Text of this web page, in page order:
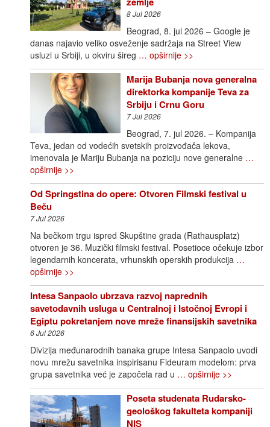
8 Jul 2026
Beograd, 8. jul 2026 – Google je
danas najavio veliko osveženje sadržaja na Street View
usluzi u Srbiji, u okviru šireg … opširnije >>
Marija Bubanja nova generalna
direktorka kompanije Teva za
Srbiju i Crnu Goru
7 Jul 2026
Beograd, 7. jul 2026. – Kompanija
Teva, jedan od vodećih svetskih proizvođača lekova,
imenovala je Mariju Bubanja na poziciju nove generalne …
opširnije >>
Od Springstina do opere: Otvoren Filmski festival u
Beču
7 Jul 2026
Na bečkom trgu ispred Skupštine grada (Rathausplatz)
otvoren je 36. Muzički filmski festival. Posetioce očekuje izbor
legendarnih koncerata, vrhunskih operskih produkcija …
opširnije >>
Intesa Sanpaolo ubrzava razvoj naprednih
savetodavnih usluga u Centralnoj i Istočnoj Evropi i
Egiptu pokretanjem nove mreže finansijskih savetnika
6 Jul 2026
Divizija međunarodnih banaka grupe Intesa Sanpaolo uvodi
novu mrežu savetnika inspirisanu Fideuram modelom: prva
grupa savetnika već je započela rad u … opširnije >>
Poseta studenata Rudarsko-
geološkog fakulteta kompaniji
NIS